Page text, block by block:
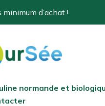
d’achat !
normande et